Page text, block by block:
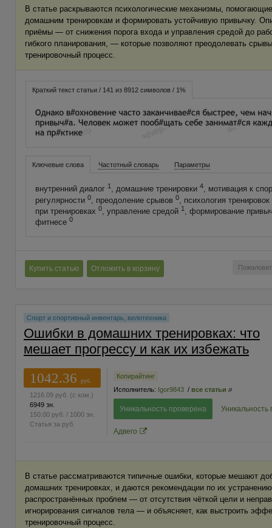
В статье раскрываются психологические механизмы,
домашним тренировкам и формировать устойчивую привычку.
приёмы — от снижения порога входа и управления средой до
гибкого планирования, — которые позволяют преодолевать
тренировочный процесс.
Краткий текст статьи / 141 из 8912 символов / 1%
Ключевые слова Частотный словарь Параметры
внутренний диалог 1 , домашние тренировки 4, мотивация к
регулярности 0, преодоление срывов 0, психология тренировок
при тренировках 0, управление средой 1, формирование
фитнесе 0
Купить статью Отложить в корзину
Спорт и спортивный инвентарь, велотехника
Ошибки в домашних тренировках: что
мешает прогрессу и как их избежать
1042.36
руб.
1216.09 руб. (с ком.)
6949 зн.
150.00 руб. / 1000 зн.
Статья за руб.
Копирайтинг
Исполнитель: Igor9843 / все статьи
Уникальность проверена Уникальность
Адвего
В статье рассматриваются типичные ошибки, которые мешают
домашних тренировках, и даются рекомендации по их
распространённых проблем — от отсутствия чёткой цели и
игнорирования сигналов тела — и объясняет, как выстроить
тренировочный процесс.